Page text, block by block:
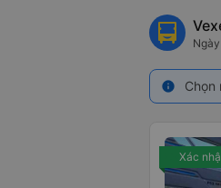
info Chọn
Xác